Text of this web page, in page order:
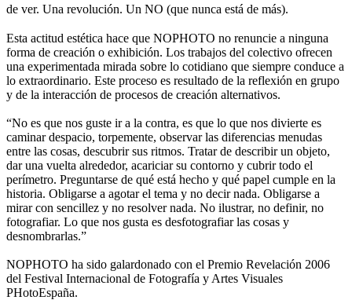
de ver. Una revolución. Un NO (que nunca está de más).
Esta actitud estética hace que NOPHOTO no renuncie a ninguna
forma de creación o exhibición. Los trabajos del colectivo ofrecen
una experimentada mirada sobre lo cotidiano que siempre conduce a
lo extraordinario. Este proceso es resultado de la reflexión en grupo
y de la interacción de procesos de creación alternativos.
“No es que nos guste ir a la contra, es que lo que nos divierte es
caminar despacio, torpemente, observar las diferencias menudas
entre las cosas, descubrir sus ritmos. Tratar de describir un objeto,
dar una vuelta alrededor, acariciar su contorno y cubrir todo el
perímetro. Preguntarse de qué está hecho y qué papel cumple en la
historia. Obligarse a agotar el tema y no decir nada. Obligarse a
mirar con sencillez y no resolver nada. No ilustrar, no definir, no
fotografiar. Lo que nos gusta es desfotografiar las cosas y
desnombrarlas.”
NOPHOTO ha sido galardonado con el Premio Revelación 2006
del Festival Internacional de Fotografía y Artes Visuales
PHotoEspaña.